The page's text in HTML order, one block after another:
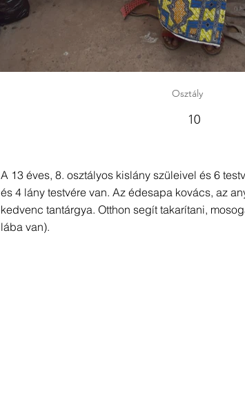
Osztály
10
A 13 éves, 8. osztályos kislány szüleivel és 6
és 4 lány testvére van. Az édesapa kovács, az
kedvenc tantárgya. Otthon segít takarítani,
lába van).